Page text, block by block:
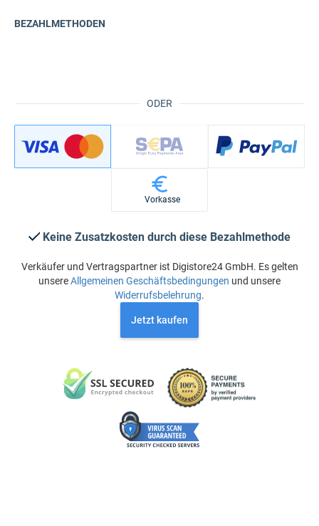
ODER
BEZAHLMETHODEN
Vorkasse
Keine Zusatzkosten durch diese Bezahlmethode
Verkäufer und Vertragspartner ist Digistore24 GmbH. Es gelten
unsereAllgemeinen Geschäftsbedingungen und unsere
Widerrufsbelehrung.
Jetzt kaufen